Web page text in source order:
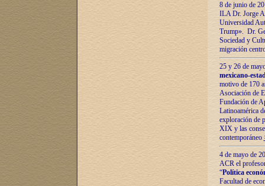
8 de junio de
ILA Dr. Jorge
Universidad
Trump». Dr.
Sociedad y
migración
25 y 26 de
mexicano-
motivo de 170
Asociación de
Fundación de
Latinoamérica
exploración de
XIX y las
contemporáneo
4 de mayo de
ACR el
“Política
Facultad de